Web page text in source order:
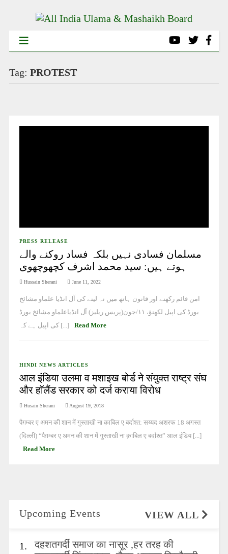
Tag: PROTEST
PRESS RELEASE
مسلمان فسادی نہیں بلکہ فساد روکنے والے
ہوتے ہیں: سید محمد اشرف کچھوچھوی
Hussain Sherani June 11, 2022
امن قائم رکھنے اور قانون ہاتھ میں نہ لینے کی آل انڈیا علماو مشائخ
بورڈ کی اپیل لکھنؤ، ۱۱/جون(پریس ریلیز) آل انڈیاعلماو مشائخ بورڈ
کی اپیل ہے کہ [...]
Read More
HINDI NEWS ARTICLES
आल इंडिया उलमा व मशाइख बोर्ड ने संयुक्त राष्ट्र संघ
और हॉलैंड सरकार को दर्ज कराया विरोध
Husain Sherani August 19, 2018
पैग़म्बर ए अमन की शान में गुस्ताखी ना क़ाबिल ए बर्दाश्त: सय्यद अशरफ 18 अगस्त
(दिल्ली) “पैग़म्बर ए अमन की शान में गुस्ताखी ना क़ाबिल ए बर्दाश्त” आल इंडिय [...]
Read More
Upcoming Events VIEW ALL
1.
दहशतगर्दी समाज का नासूर ,हर तरह की